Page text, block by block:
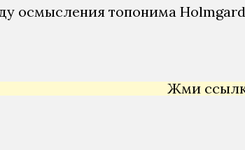
осмысления топонима
Жми